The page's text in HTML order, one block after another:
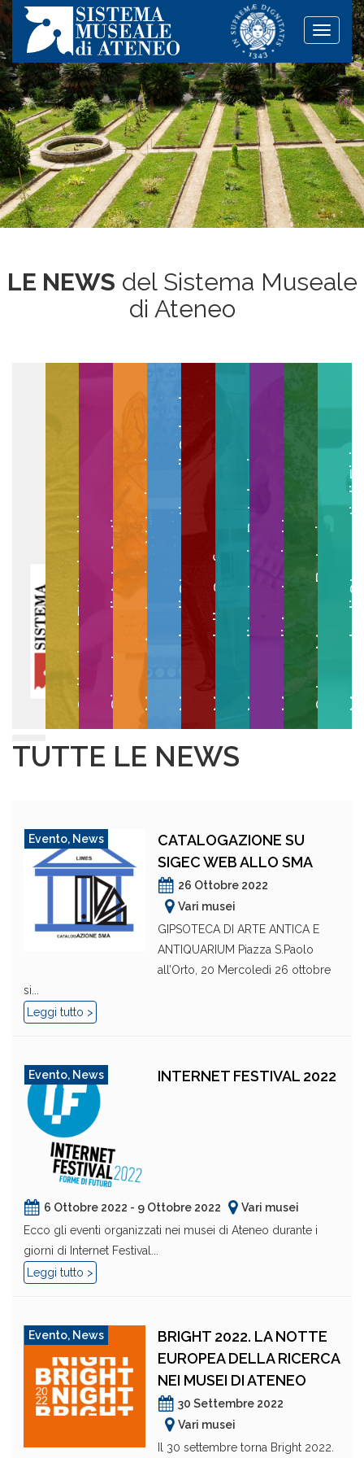
Toggle
LE NEWS del Sistema Museale
di Ateneo
Collezioni EgittologicheGipsoteca di Arte AnticaMuseo Anatomico VeterinarioMuseo degli Strumenti per il CalcoloMuseo della GraficaMuseo di Anatomia PatologicaMuseo di Anatomia UmanaOrto e Museo BotanicoMuseo degli
TUTTE LE NEWS
Evento, News
CATALOGAZIONE SU
SIGEC WEB ALLO SMA
26 Ottobre 2022
Vari musei
GIPSOTECA DI ARTE ANTICA E
ANTIQUARIUM Piazza S.Paolo
all’Orto, 20 Mercoledì 26 ottobre
si...
Leggi tutto >
Evento, News INTERNET FESTIVAL 2022
6 Ottobre 2022 - 9 Ottobre 2022
Vari musei
Ecco gli eventi organizzati nei musei di Ateneo durante i
giorni di Internet Festival...
Leggi tutto >
Evento, News
BRIGHT 2022. LA NOTTE
EUROPEA DELLA RICERCA
NEI MUSEI DI ATENEO
30 Settembre 2022
Vari musei
Il 30 settembre torna Bright 2022.